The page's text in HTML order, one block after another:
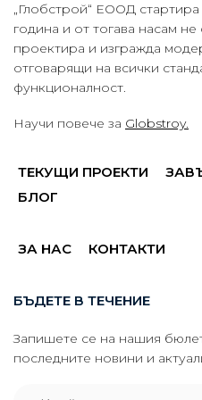
„Глобстрой“ ЕООД
година и от тогава насам
проектира и изгражда
отговарящи на всички
функционалност.
Научи повече за Globstroy.
ТЕКУЩИ ПРОЕКТИ
БЛОГ
ЗА НАС КОНТАКТИ
БЪДЕТЕ В ТЕЧЕНИЕ
Запишете се на нашия
последните новини и